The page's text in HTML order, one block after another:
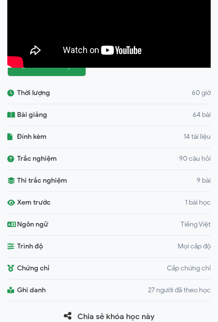
ĐĂNG NHẬP
Thời lượng 60 giờ
Bài giảng 64 bài
Đính kèm 14 tài liệu
Trắc nghiệm 90 câu hỏi
Thi trắc nghiệm 9 bài
Xem trước 1 bài học
Ngôn ngữ Tiếng Việt
Trình độ Mọi cấp độ
Chứng chỉ Cấp chứng chỉ
Ghi danh 27 người đã theo học
Chia sẻ khóa học này